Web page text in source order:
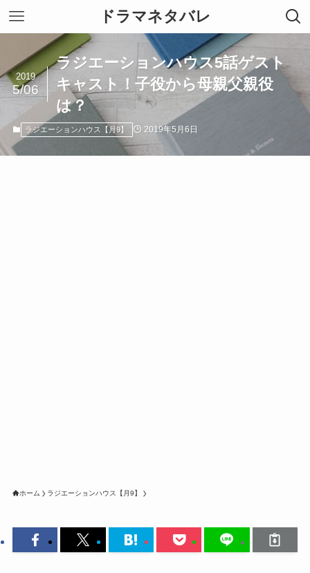
ドラマネタバレ
ラジエーションハウス5話ゲスト
キャスト！子役から母親父親役
は？
2019
5/06
ラジエーションハウス【月9】 2019年5月6日
ホーム ラジエーションハウス【月9】